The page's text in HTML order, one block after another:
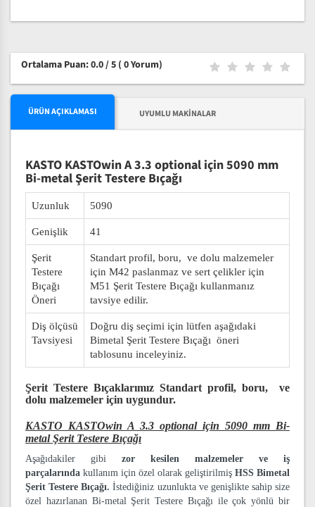
Ortalama Puan: 0.0 / 5 ( 0 Yorum)
ÜRÜN AÇIKLAMASI UYUMLU MAKINALAR
KASTO KASTOwin A 3.3 optional için 5090 mm
Bi-metal Şerit Testere Bıçağı
Uzunluk 5090
Genişlik 41
Şerit
Testere
Bıçağı
Öneri
Standart profil, boru, ve dolu malzemeler
için M42 paslanmaz ve sert çelikler için
M51 Şerit Testere Bıçağı kullanmanız
tavsiye edilir.
Diş ölçüsü
Tavsiyesi
Doğru diş seçimi için lütfen aşağıdaki
Bimetal Şerit Testere Bıçağı öneri
tablosunu inceleyiniz.
Şerit Testere Bıçaklarımız Standart profil, boru, ve
dolu malzemeler için uygundur.
KASTO KASTOwin A 3.3 optional için 5090 mm Bi-
metal Şerit Testere Bıçağı
Aşağıdakiler gibi zor kesilen malzemeler ve iş
parçalarında kullanım için özel olarak geliştirilmiş HSS Bimetal
Şerit Testere Bıçağı.İstediğiniz uzunlukta ve genişlikte sahip size
özel hazırlanan Bi-metal Şerit Testere Bıçağı ile çok yönlü bir